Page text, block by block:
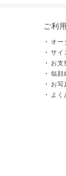
ご利用
オー
サイ
お支
似顔
お写
よく